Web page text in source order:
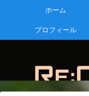
ホーム
プロフィール